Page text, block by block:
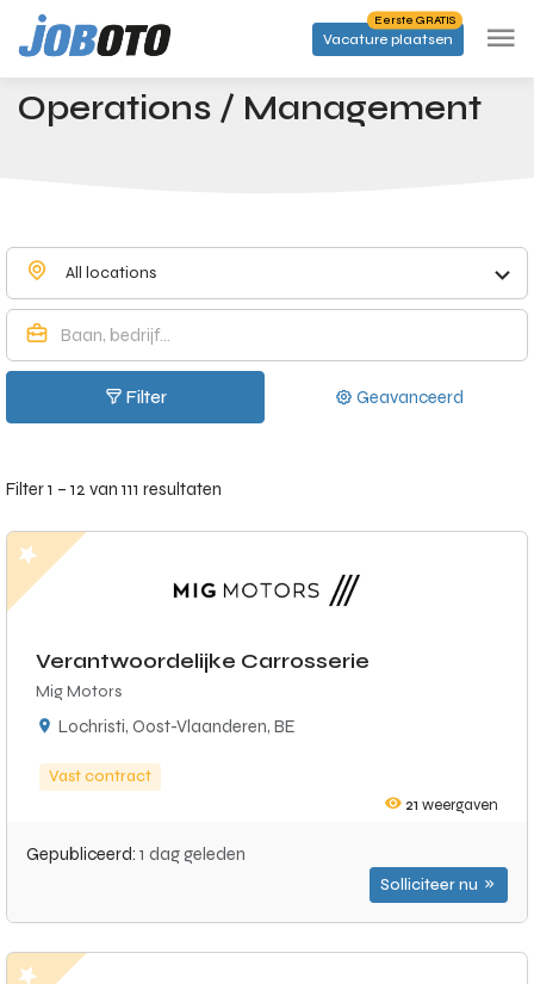
Skip to main content
Vacature plaatsen
Eerste GRATIS
Startpagina Categorieën Operations / Management
Operations / Management
All locations
Filter Geavanceerd
Filter 1 – 12 van 111 resultaten
Verantwoordelijke Carrosserie
Mig Motors
Lochristi, Oost-Vlaanderen, BE
Vast contract
21 weergaven
Gepubliceerd: 1 dag geleden
Solliciteer nu